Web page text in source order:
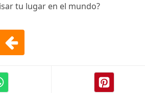
tu lugar en el mundo?